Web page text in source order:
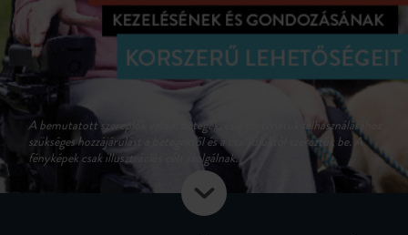
A bemutatott szereplők valódi betegek, és a történetük felhasználásához
szükséges hozzájárulást a betegektől és a családjuktól szereztük be. A
fényképek csak illusztrációs célt szolgálnak.